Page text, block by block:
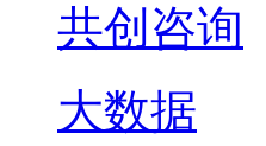
共创咨询
大数据